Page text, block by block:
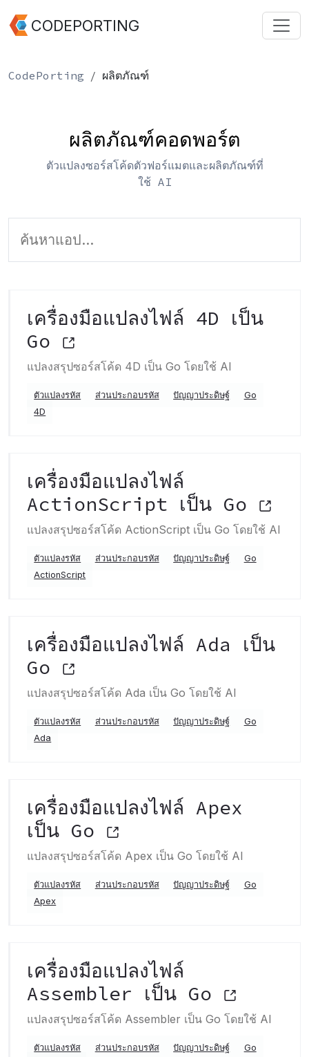
CODEPORTING
CodePorting ผลิตภัณฑ์
ผลิตภัณฑ์คอดพอร์ต
ตัวแปลงซอร์สโค้ดตัวฟอร์แมตและผลิตภัณฑ์ที่
ใช้ AI
เครื่องมือแปลงไฟล์ 4D เป็น
Go
แปลงสรุปซอร์สโค้ด 4D เป็น Go โดยใช้ AI
ตัวแปลงรหัส ส่วนประกอบรหัส ปัญญาประดิษฐ์
Go
4D
เครื่องมือแปลงไฟล์
ActionScript เป็น Go
แปลงสรุปซอร์สโค้ด ActionScript เป็น Go โดยใช้ AI
ตัวแปลงรหัส ส่วนประกอบรหัส ปัญญาประดิษฐ์
Go
ActionScript
เครื่องมือแปลงไฟล์ Ada เป็น
Go
แปลงสรุปซอร์สโค้ด Ada เป็น Go โดยใช้ AI
ตัวแปลงรหัส ส่วนประกอบรหัส ปัญญาประดิษฐ์
Go
Ada
เครื่องมือแปลงไฟล์ Apex
เป็น Go
แปลงสรุปซอร์สโค้ด Apex เป็น Go โดยใช้ AI
ตัวแปลงรหัส ส่วนประกอบรหัส ปัญญาประดิษฐ์
Go
Apex
เครื่องมือแปลงไฟล์
Assembler เป็น Go
แปลงสรุปซอร์สโค้ด Assembler เป็น Go โดยใช้ AI
ตัวแปลงรหัส ส่วนประกอบรหัส ปัญญาประดิษฐ์
Go